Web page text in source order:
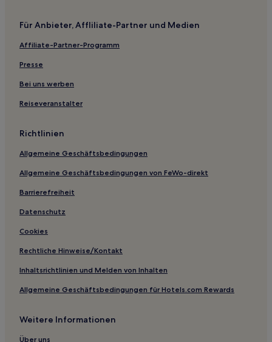
Yanggu Hotels
Yishui Hotels
Liangshan Hotels
Shan Hotels
Qihe Hotels
Stadtbezirk Huangdao: Hotels
Hotels nahe Laiwu Hua Berg
Hotels nahe Dafengshan Qi Große Mauer
Hotels nahe Hou Shi Wu
Jiyang Hotels
Yucheng Hotels
Yutai Hotels
Hotels nahe Hongding Bergschnitzerei
Guangrao Hotels
Hotels nahe Weifang Linqu Laolongwan Landschaftsresort
Für Anbieter, Affliliate-Partner und Medien
Affiliate-Partner-Programm
Presse
Bei uns werben
Reiseveranstalter
Richtlinien
Allgemeine Geschäftsbedingungen
Allgemeine Geschäftsbedingungen von FeWo-direkt
Barrierefreiheit
Datenschutz
Cookies
Rechtliche Hinweise/Kontakt
Inhaltsrichtlinien und Melden von Inhalten
Allgemeine Geschäftsbedingungen für Hotels.com Rewards
Weitere Informationen
Über uns